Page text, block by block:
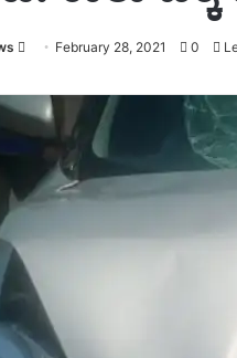
Send
email
February 28, 2021 0